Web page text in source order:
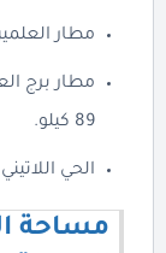
مطار العلمين الدولي
مطار برج
89 كيلو.
الحي
مساحة